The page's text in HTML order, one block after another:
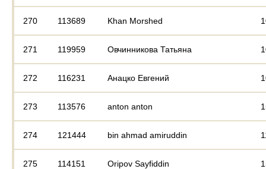
270 113689 Khan Morshed
271 119959 Овчинникова Татьяна
272 116231 Анацко Евгений
273 113576 anton anton
274 121444 bin ahmad amiruddin
275 114151 Oripov Sayfiddin